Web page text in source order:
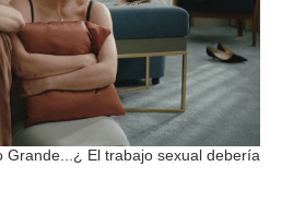
Grande...¿ El trabajo sexual debería